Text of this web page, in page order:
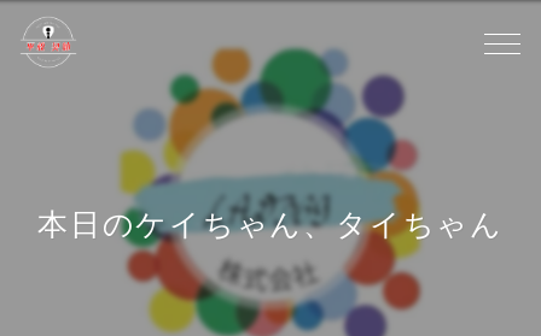
本日のケイちゃん、タイちゃん